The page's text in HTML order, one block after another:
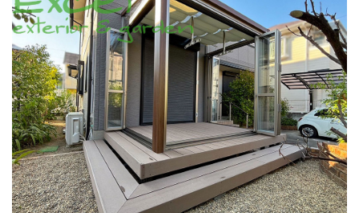
選ばれる理由
新着情報